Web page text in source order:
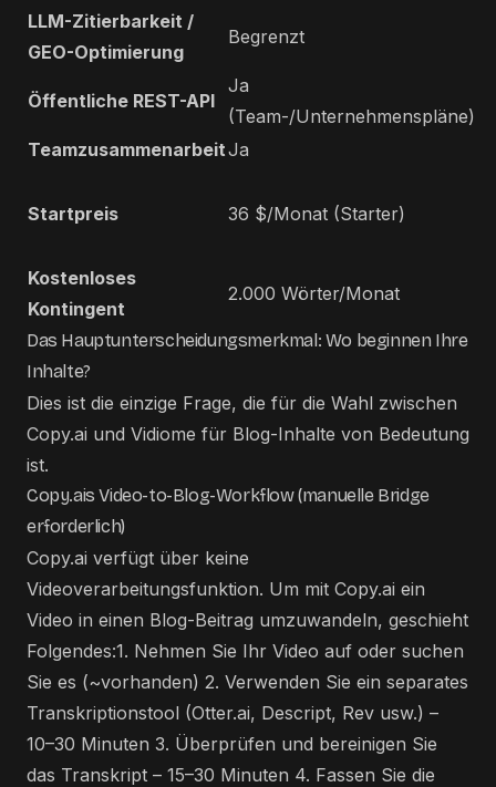
LLM-Zitierbarkeit /
GEO-Optimierung
Begrenzt
Öffentliche REST-API
Ja
(Team-/Unternehmenspläne)
TeamzusammenarbeitJa
Startpreis 36 $/Monat (Starter)
Kostenloses
Kontingent
2.000 Wörter/Monat
Das Hauptunterscheidungsmerkmal: Wo beginnen Ihre
Inhalte?
Dies ist die einzige Frage, die für die Wahl zwischen
Copy.ai und Vidiome für Blog-Inhalte von Bedeutung
ist.
Copy.ais Video-to-Blog-Workflow (manuelle Bridge
erforderlich)
Copy.ai verfügt über keine
Videoverarbeitungsfunktion. Um mit Copy.ai ein
Video in einen Blog-Beitrag umzuwandeln, geschieht
Folgendes:1. Nehmen Sie Ihr Video auf oder suchen
Sie es (~vorhanden) 2. Verwenden Sie ein separates
Transkriptionstool (Otter.ai, Descript, Rev usw.) –
10–30 Minuten 3. Überprüfen und bereinigen Sie
das Transkript – 15–30 Minuten 4. Fassen Sie die